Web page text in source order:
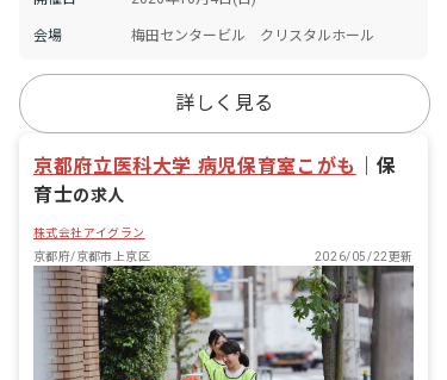
会場 梅田センタービル クリスタルホール
詳しく見る
京都府立医科大学 病児保育室こがも
保
育士の求人
株式会社アイグラン
京都府/京都市上京区
2026/05/22更新